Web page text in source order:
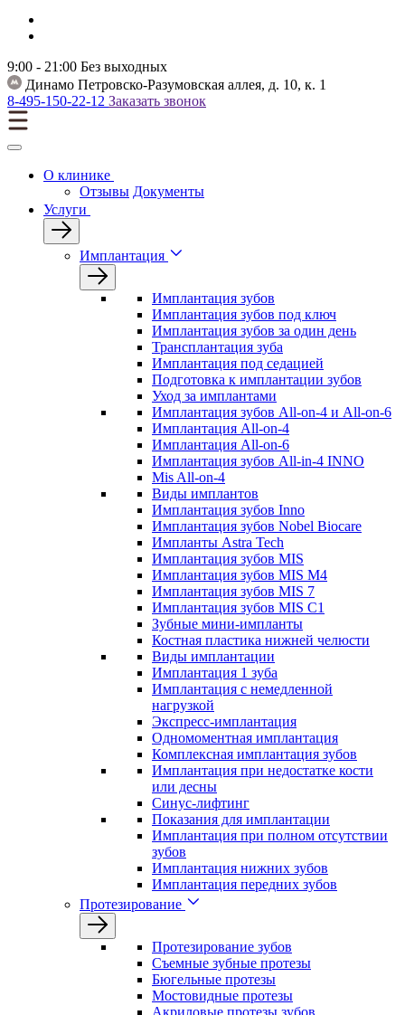
9:00 - 21:00 Без выходных
Динамо Петровско-Разумовская аллея, д. 10, к. 1
8-495-150-22-12 Заказать звонок
О клинике
Отзывы Документы
Услуги
Имплантация
Имплантация зубов
Имплантация зубов под ключ
Имплантация зубов за один день
Трансплантация зуба
Имплантация под седацией
Подготовка к имплантации зубов
Уход за имплантами
Имплантация зубов All-on-4 и All-on-6
Имплантация All-on-4
Имплантация All-on-6
Имплантация зубов All-in-4 INNO
Mis All-on-4
Виды имплантов
Имплантация зубов Inno
Имплантация зубов Nobel Biocare
Импланты Astra Tech
Имплантация зубов MIS
Имплантация зубов MIS M4
Имплантация зубов MIS 7
Имплантация зубов MIS C1
Зубные мини-импланты
Костная пластика нижней челюсти
Виды имплантации
Имплантация 1 зуба
Имплантация с немедленной
нагрузкой
Экспресс-имплантация
Одномоментная имплантация
Комплексная имплантация зубов
Имплантация при недостатке кости
или десны
Синус-лифтинг
Показания для имплантации
Имплантация при полном отсутствии
зубов
Имплантация нижних зубов
Имплантация передних зубов
Протезирование
Протезирование зубов
Съемные зубные протезы
Бюгельные протезы
Мостовидные протезы
Акриловые протезы зубов